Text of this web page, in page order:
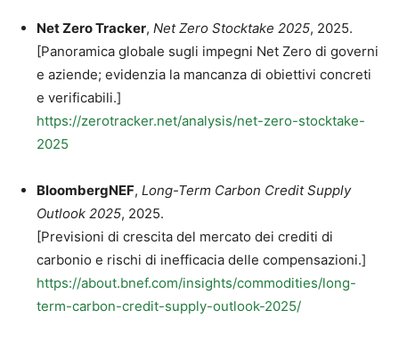
Net Zero Tracker, Net Zero Stocktake 2025, 2025.
[Panoramica globale sugli impegni Net Zero di governi
e aziende; evidenzia la mancanza di obiettivi concreti
e verificabili.]
https://zerotracker.net/analysis/net-zero-stocktake-
2025
BloombergNEF, Long-Term Carbon Credit Supply
Outlook 2025, 2025.
[Previsioni di crescita del mercato dei crediti di
carbonio e rischi di inefficacia delle compensazioni.]
https://about.bnef.com/insights/commodities/long-
term-carbon-credit-supply-outlook-2025/